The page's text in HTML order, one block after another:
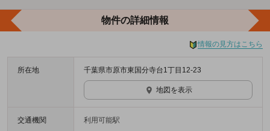
物件の詳細情報
情報の見方はこちら
所在地 千葉県市原市東国分寺台1丁目12-23
地図を表示
交通機関
利用可能駅